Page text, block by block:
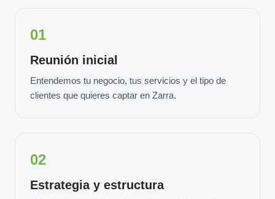
01
Reunión inicial
Entendemos tu negocio, tus servicios y el tipo de
clientes que quieres captar en Zarra.
02
Estrategia y estructura